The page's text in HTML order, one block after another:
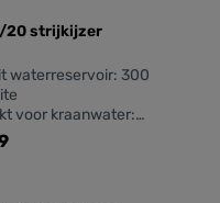
het leven van de
20 strijkijzer
waterreservoir: 300
voor kraanwater:
stopcontact: